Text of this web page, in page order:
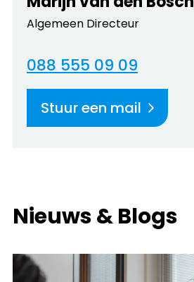
Algemeen Directeur
088 555 09 09
Stuur een mail
Nieuws & Blogs